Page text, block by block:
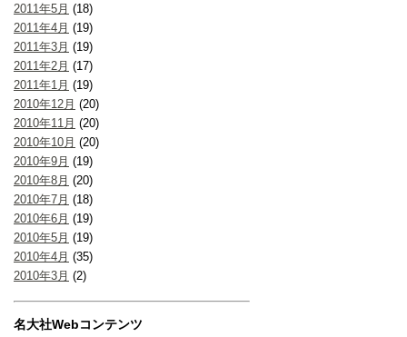
2011年5月 (18)
2011年4月 (19)
2011年3月 (19)
2011年2月 (17)
2011年1月 (19)
2010年12月 (20)
2010年11月 (20)
2010年10月 (20)
2010年9月 (19)
2010年8月 (20)
2010年7月 (18)
2010年6月 (19)
2010年5月 (19)
2010年4月 (35)
2010年3月 (2)
名大社Webコンテンツ